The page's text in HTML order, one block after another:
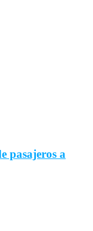
pasajeros a